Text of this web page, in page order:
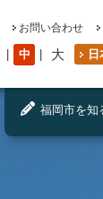
お問い合わせ
中 大 日
福岡市を知